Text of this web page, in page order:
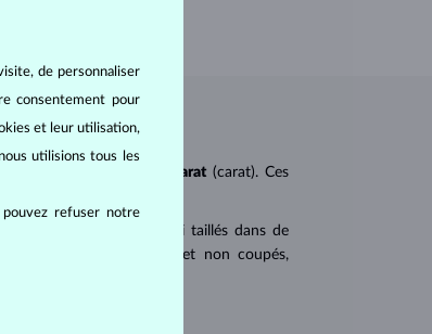
carat (carat). Ces
Les diamants sont aussi taillés dans de
avec angles pointus et non coupés,
du diamant :
de personnaliser
consentement pour
et leur utilisation,
utilisions tous les
pouvez refuser notre